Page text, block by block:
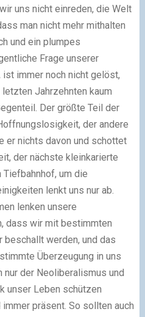
uns nicht einreden, die Welt
man nicht mehr mithalten
und ein plumpes
Frage unserer
immer noch nicht gelöst,
Jahrzehnten kaum
Der größte Teil der
der andere
er nichts davon und schottet
der nächste kleinkarierte
Tiefbahnhof, um die
lenkt uns nur ab.
lenken unsere
dass wir mit bestimmten
beschallt werden, und das
Überzeugung in uns
nur der Neoliberalismus und
unser Leben schützen
präsent. So sollten auch